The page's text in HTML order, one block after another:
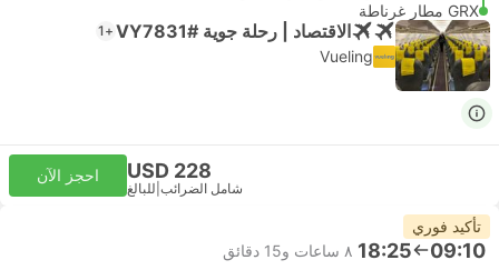
GRX مطار غرناطة
الاقتصاد | رحلة جوية #VY7831 +1
Vueling
USD 228
شامل الضرائب للبالغ
احجز الآن
تأكيد فوري
09:10
18:25 ٨ ساعات و‫15 دقائق